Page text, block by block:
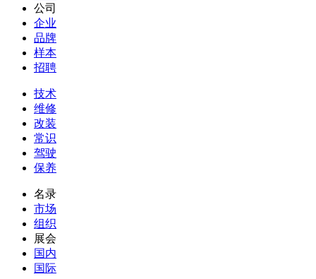
公司
企业
品牌
样本
招聘
技术
维修
改装
常识
驾驶
保养
名录
市场
组织
展会
国内
国际